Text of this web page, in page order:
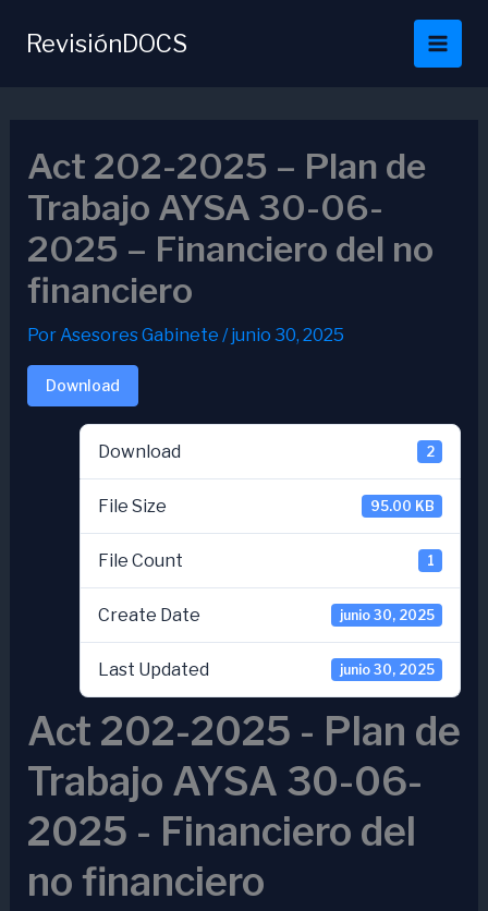
RevisiónDOCS
Act 202-2025 – Plan de
Trabajo AYSA 30-06-
2025 – Financiero del no
financiero
PorAsesores Gabinete /junio 30, 2025
Download
Download 2
File Size 95.00 KB
File Count 1
Create Date junio 30, 2025
Last Updated junio 30, 2025
Act 202-2025 - Plan de
Trabajo AYSA 30-06-
2025 - Financiero del
no financiero